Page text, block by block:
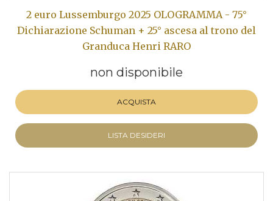
2 euro Lussemburgo 2025 OLOGRAMMA - 75°
Dichiarazione Schuman + 25° ascesa al trono del
Granduca Henri RARO
non disponibile
ACQUISTA
LISTA DESIDERI